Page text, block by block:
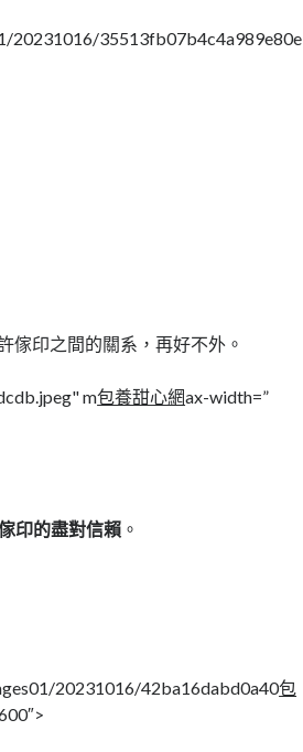
20231016/35513fb07b4c4a989e80e
傢印之間的關系，再好不外。
m包養甜心網ax-width=”
印的盡對信賴 。
20231016/42ba16dabd0a40包